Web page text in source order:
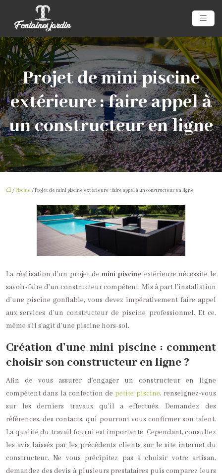
Projet de mini piscine
extérieure : faire appel à
un constructeur en ligne
/Piscine / Projet de mini piscine extérieure : faire appel à un constructeur en ligne
La réalisation d’un projet demini piscine extérieure nécessite le
savoir-faire d’un constructeur compétent. Mis à part l’installation
d’une piscine gonflable, vous devez impérativement faire appel
aux services d’un constructeur de piscine professionnel. Et ce,
même s’il s’agit d’une piscine hors-sol.
Création d’une mini piscine : comment
choisir son constructeur en ligne ?
Afin de vous assurer d’engager un constructeur en ligne
compétent dans la confection depetite piscine, renseignez-vous
sur les derniers travaux qu’il a effectués. Demandez des
références, des contacts, qui pourront vous confirmer son talent.
La qualité du travail fourni est importante. Cependant, consultez
les avis laissés par les précédents clients sur le site internet du
constructeur. Ne vous précipitez pas à choisir votre artisan,
demandez des devis à plusieurs prestataires puis comparez leurs